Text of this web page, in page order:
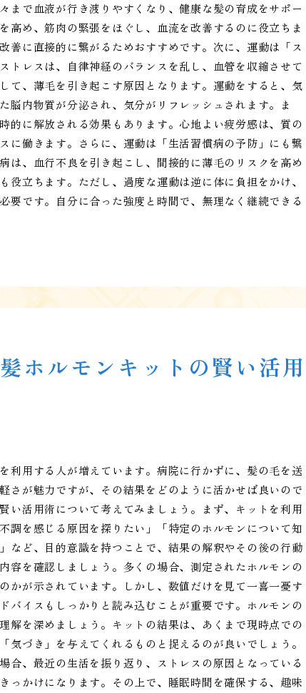
まで血液が行き渡りやすくなり、健康な髪の育成をサポー
高め、筋肉の緊張をほぐし、血流を改善するのに役立ちま
善に直接的に繋がるためおすすめです。次に、運動は「ス
トレスは、自律神経のバランスを乱し、血管を収縮させて
て、薄毛を引き起こす原因となります。運動をすると、気
脳内物質が分泌され、気分がリフレッシュされます。ま
的に解放される効果もあります。心地よい疲労感は、質の
に働きます。さらに、運動は「生活習慣病の予防」にも繋
は、血行不良を引き起こし、間接的に薄毛のリスクを高め
立ちます。ただし、過度な運動は逆に体に負担をかけ、
要です。自分に合った強度と時間で、無理なく継続できる
ホルモンキットの賢い活用
利用する人が増えています。病院に行かずに、髪の毛を送
さが魅力ですが、その結果をどのように活かせば良いので
い活用術について考えてみましょう。まず、キットを利用
調を感じる原因を探りたい」「特定のホルモンについて知
など、目的意識を持つことで、結果の解釈やその後の行動
容を確認しましょう。多くの場合、測定されたホルモンの
かが示されています。しかし、数値だけを見て一喜一憂す
バイスもしっかりと読み込むことが重要です。ホルモンの
解を深めましょう。キットの結果は、あくまで現時点での
づき」を与えてくれるものと捉えるのが良いでしょう。
合、最近の生活を振り返り、ストレスの原因となっている
っかけになります。その上で、睡眠時間を確保する、趣味